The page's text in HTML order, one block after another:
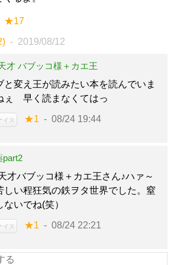
★17
2019/08/12
才 バブッコ様＋カエ王
と変え王が読みたい本を読んでいま
ぇ 早く読まなくてはっ
イス ★1 08/24 19:44
part2
才バブッコ様＋カエ王さん♪ハァ～
しい程狂気の鉄ヲタ世界でした。窒
ないでね(笑）
イス ★1 08/24 22:21